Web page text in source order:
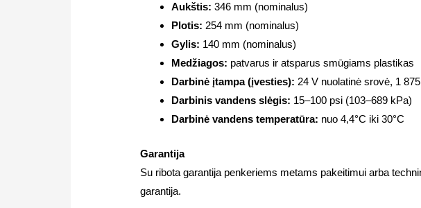
Aukštis: 346 mm (nominalus)
Plotis: 254 mm (nominalus)
Gylis: 140 mm (nominalus)
Medžiagos: patvarus ir atsparus smūgiams plastikas
Darbinė įtampa (įvesties): 24 V nuolatinė srovė, 1
Darbinis vandens slėgis: 15–100 psi (103–689 kPa)
Darbinė vandens temperatūra: nuo 4,4°C iki 30°C
Garantija
Su ribota garantija penkeriems metams pakeitimui arba
garantija.